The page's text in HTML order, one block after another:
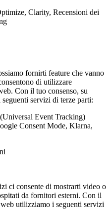
Clarity, Recensioni dei
fornirti feature che vanno
di utilizzare
Con il tuo consenso, su
servizi di terze parti:
Event Tracking)
Consent Mode, Klarna,
ci consente di mostrarti video o
da fornitori esterni. Con il
utilizziamo i seguenti servizi